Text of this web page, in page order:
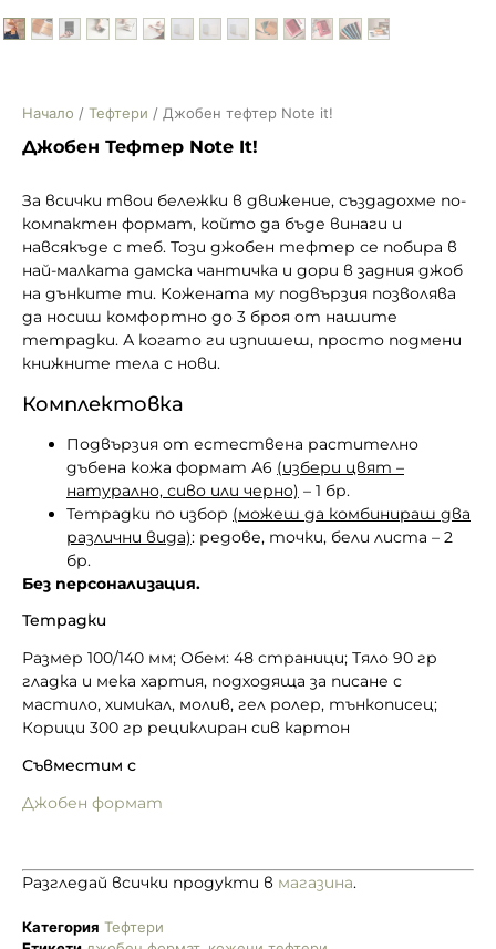
Начало / Тефтери / Джобен тефтер Note it!
Джобен Тефтер Note It!
За всички твои бележки в движение, създадохме по-
компактен формат, който да бъде винаги и
навсякъде с теб. Този джобен тефтер се побира в
най-малката дамска чантичка и дори в задния джоб
на дънките ти. Кожената му подвързия позволява
да носиш комфортно до 3 броя от нашите
тетрадки. А когато ги изпишеш, просто подмени
книжните тела с нови.
Комплектовка
Подвързия от естествена растително
дъбена кожа формат А6 (избери цвят –
натурално, сиво или черно) – 1 бр.
Тетрадки по избор (можеш да комбинираш два
различни вида): редове, точки, бели листа – 2
бр.
Без персонализация.
Тетрадки
Размер 100/140 мм; Обем: 48 страници; Тяло 90 гр
гладка и мека хартия, подходяща за писане с
мастило, химикал, молив, гел ролер, тънкописец;
Корици 300 гр рециклиран сив картон
Съвместим с
Джобен формат
Разгледай всички продукти в магазина.
Категория Тефтери